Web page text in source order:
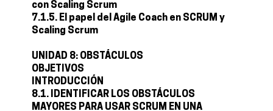
con Scaling Scrum
7.1.5. El papel del Agile Coach en SCRUM y
Scaling Scrum
UNIDAD 8: OBSTÁCULOS
OBJETIVOS
INTRODUCCIÓN
8.1. IDENTIFICAR LOS OBSTÁCULOS
MAYORES PARA USAR SCRUM EN UNA